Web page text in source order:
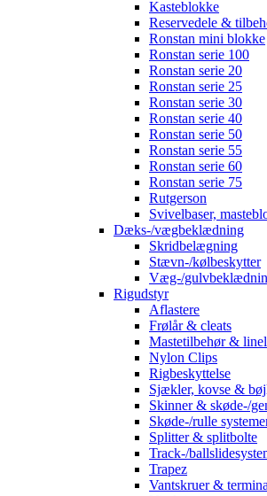
Kasteblokke
Reservedele &
Ronstan mini blokke
Ronstan serie 100
Ronstan serie 20
Ronstan serie 25
Ronstan serie 30
Ronstan serie 40
Ronstan serie 50
Ronstan serie 55
Ronstan serie 60
Ronstan serie 75
Rutgerson
Svivelbaser,
Dæks-/vægbeklædning
Skridbelægning
Stævn-/kølbeskytter
Væg-/
Rigudstyr
Aflastere
Frølår & cleats
Mastetilbehør &
Nylon Clips
Rigbeskyttelse
Sjækler, kovse &
Skinner & skøde-/
Skøde-/rulle
Splitter & splitbolte
Track-/
Trapez
Vantskruer &